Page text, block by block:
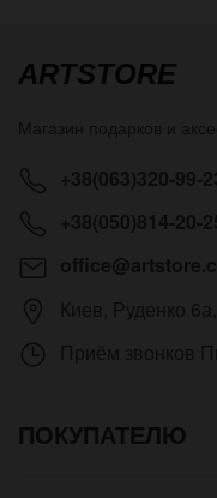
ARTSTORE
ПОКУПАТЕЛЮ